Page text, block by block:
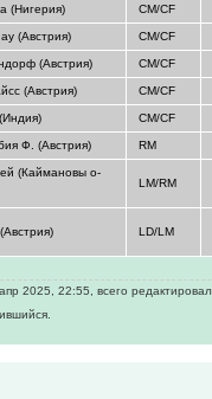
(Нигерия) CM/CF
(Австрия) CM/CF
(Австрия) CM/CF
(Австрия) CM/CF
CM/CF
Ф. (Австрия) RM
(Каймановы о-
LM/RM
LD/LM
2025, 22:55, всего